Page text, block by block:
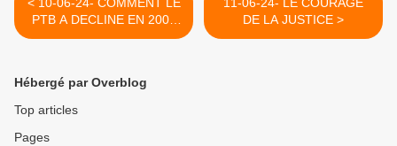
PTB A DECLINE EN 2009
SA DEVISE : LES GENS
DE LA JUSTICE >
Hébergé par Overblog
Top articles
Pages